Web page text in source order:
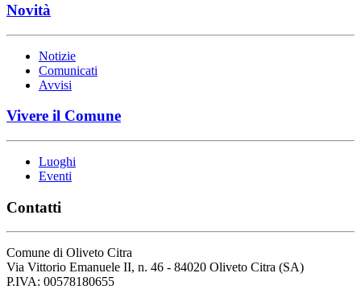
Novità
Notizie
Comunicati
Avvisi
Vivere il Comune
Luoghi
Eventi
Contatti
Comune di Oliveto Citra
Via Vittorio Emanuele II, n. 46 - 84020 Oliveto Citra (SA)
P.IVA: 00578180655